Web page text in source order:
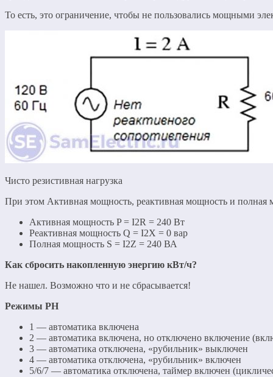
То есть, это ограничение, чтобы не пользовались мощными
Чисто резистивная нагрузка
При этом Активная мощность, реактивная мощность и полная
Активная мощность P = I2R = 240 Вт
Реактивная мощность Q = I2X = 0 вар
Полная мощность S = I2Z = 240 ВА
Как сбросить накопленную энергию кВт/ч?
Не нашел. Возможно что и не сбрасывается!
Режимы РН
1 — автоматика включена
2 — автоматика включена, но отключено включение
3 — автоматика отключена, «рубильник» выключен
4 — автоматика отключена, «рубильник» включен
5/6/7 — автоматика отключена, таймер включен